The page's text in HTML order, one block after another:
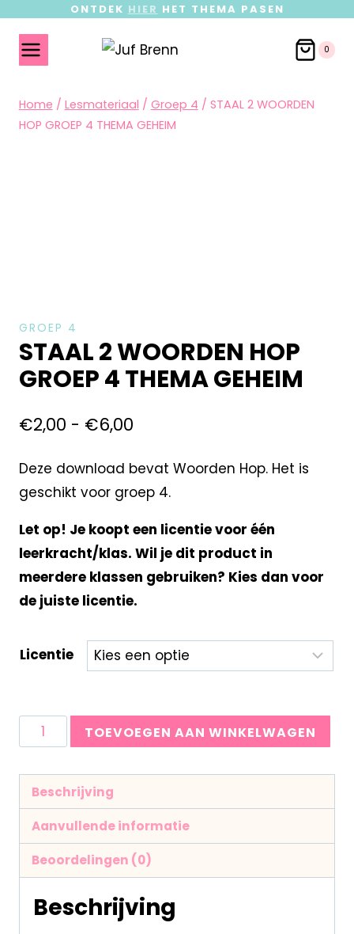
ONTDEK HIER HET THEMA PASEN
0
Home / Lesmateriaal / Groep 4 / STAAL 2 WOORDEN
HOP GROEP 4 THEMA GEHEIM
GROEP 4
STAAL 2 WOORDEN HOP
GROEP 4 THEMA GEHEIM
€2,00 - €6,00
Deze download bevat Woorden Hop. Het is
geschikt voor groep 4.
Let op! Je koopt een licentie voor één
leerkracht/klas. Wil je dit product in
meerdere klassen gebruiken? Kies dan voor
de juiste licentie.
Licentie
TOEVOEGEN AAN WINKELWAGEN
Beschrijving
Aanvullende informatie
Beoordelingen (0)
Beschrijving